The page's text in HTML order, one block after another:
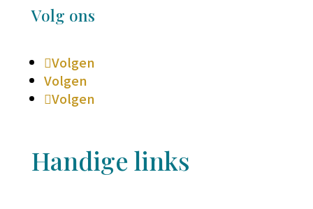
Volg ons
Volgen
Volgen
Volgen
Handige links